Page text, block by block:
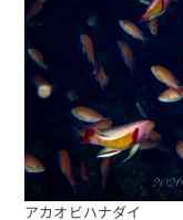
アカオビハナダイ